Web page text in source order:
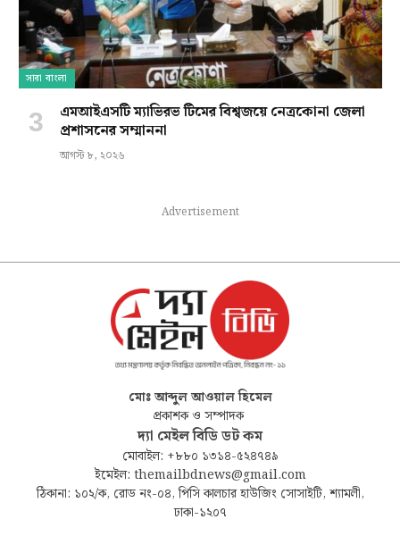
সারা বাংলা
এমআইএসটি ম্যাভিরভ টিমের বিশ্বজয়ে নেত্রকোনা জেলা
প্রশাসনের সম্মাননা
আগস্ট ৮, ২০২৬
Advertisement
মোঃ আব্দুল আওয়াল হিমেল
প্রকাশক ও সম্পাদক
দ্যা মেইল বিডি ডট কম
মোবাইল: +৮৮০ ১৩১৪-৫২৪৭৪৯
ইমেইল: themailbdnews@gmail.com
ঠিকানা: ১০২/ক, রোড নং-০৪, পিসি কালচার হাউজিং সোসাইটি, শ্যামলী,
ঢাকা-১২০৭